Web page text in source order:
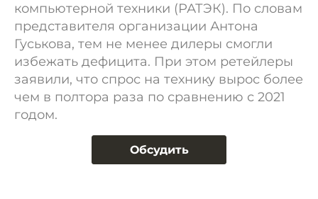
компьютерной техники (РАТЭК). По словам
представителя организации Антона
Гуськова, тем не менее дилеры смогли
избежать дефицита. При этом ретейлеры
заявили, что спрос на технику вырос более
чем в полтора раза по сравнению с 2021
годом.
Обсудить